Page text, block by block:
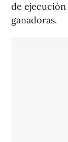
de ejecución
ganadoras.